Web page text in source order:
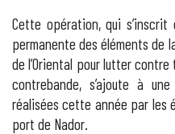
Cette opération, qui
permanente des éléments de
de l’Oriental pour lutter
contrebande, s’ajoute à
réalisées cette année par les
port de Nador.